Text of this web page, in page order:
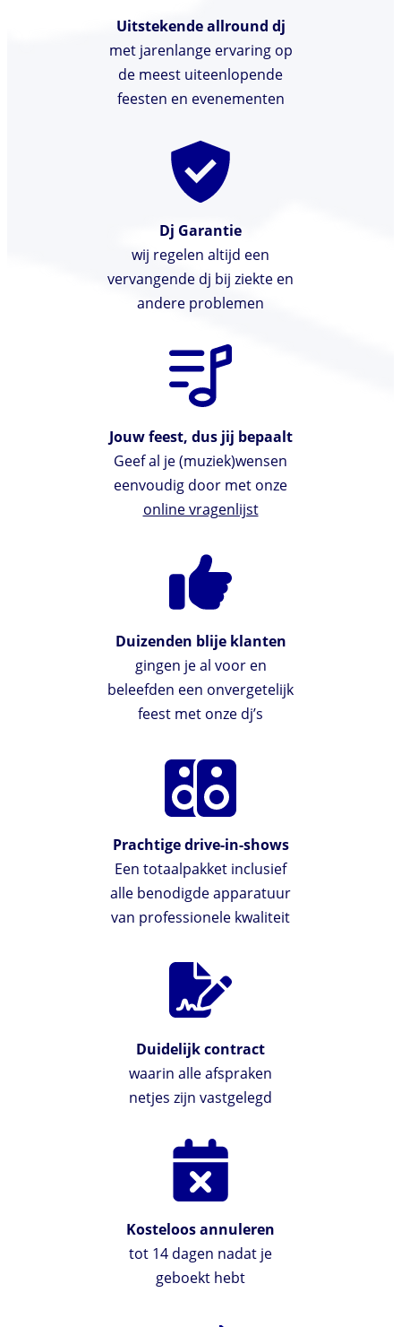
Uitstekende allround dj
met jarenlange ervaring op
de meest uiteenlopende
feesten en evenementen
Dj Garantie
wij regelen altijd een
vervangende dj bij ziekte en
andere problemen
Jouw feest, dus jij bepaalt
Geef al je (muziek)wensen
eenvoudig door met onze
online vragenlijst
Duizenden blije klanten
gingen je al voor en
beleefden een onvergetelijk
feest met onze dj’s
Prachtige drive-in-shows
Een totaalpakket inclusief
alle benodigde apparatuur
van professionele kwaliteit
Duidelijk contract
waarin alle afspraken
netjes zijn vastgelegd
Kosteloos annuleren
tot 14 dagen nadat je
geboekt hebt